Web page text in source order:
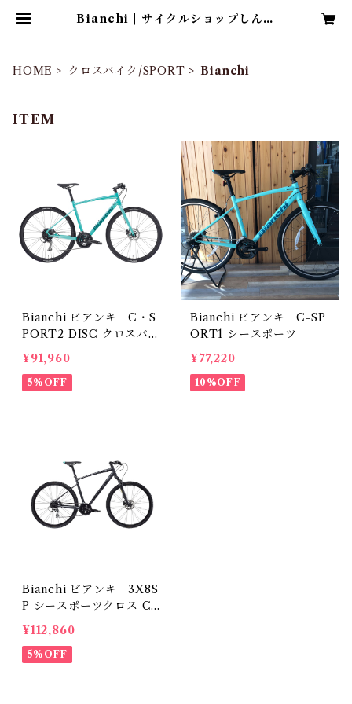
Bianchi | サイクルショップしんせ
HOME クロスバイク/SPORT Bianchi
ITEM
Bianchi ビアンキ C・S
PORT2 DISC クロスバイ
クシースポーツ
¥91,960
5%OFF
Bianchi ビアンキ C-SP
ORT1 シースポーツ
¥77,220
10%OFF
Bianchi ビアンキ 3X8S
P シースポーツクロス C-
SPORT CROSS
¥112,860
5%OFF